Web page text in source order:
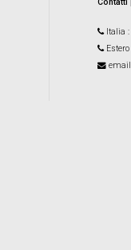
Italia
Estero
email